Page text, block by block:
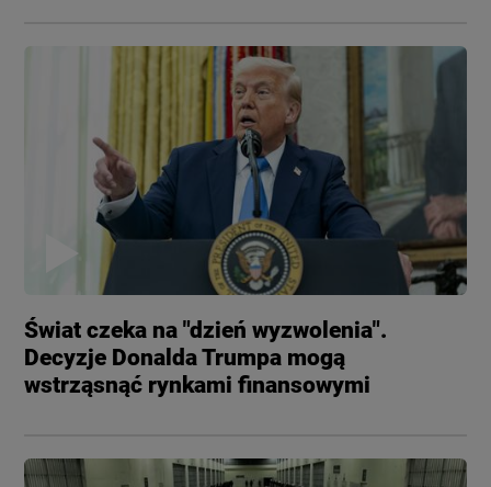
Świat czeka na "dzień wyzwolenia".
Decyzje Donalda Trumpa mogą
wstrząsnąć rynkami finansowymi